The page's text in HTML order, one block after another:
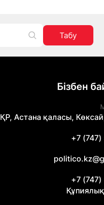
Табу
Бізбен
ҚР, Астана қаласы,
+7
+7